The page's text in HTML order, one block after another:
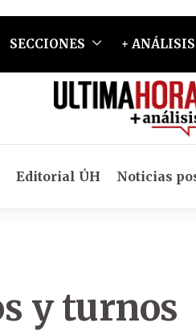
SECCIONES + ANÁLISIS
Editorial ÚH Noticias
y turnos